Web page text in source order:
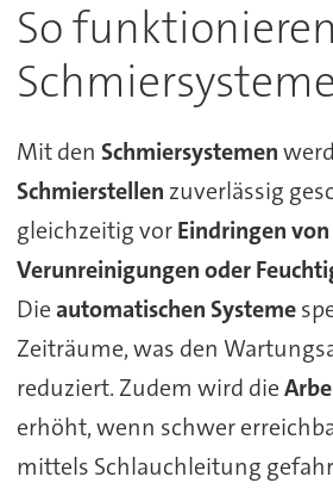
So
Schmiersysteme
Mit den Schmiersystemen
Schmierstellen zuverlässig
gleichzeitig vorEindringen von
Verunreinigungen oder
Dieautomatischen Systeme
Zeiträume, was den
reduziert. Zudem wird die
erhöht, wenn schwer
mittels Schlauchleitung